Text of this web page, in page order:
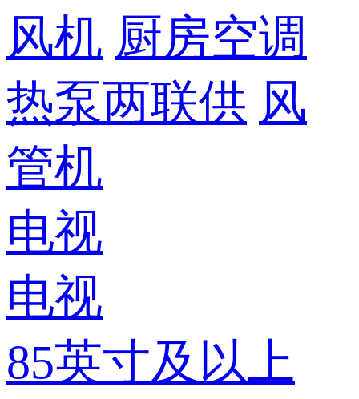
风机 厨房空调
热泵两联供 风
管机
电视
电视
85英寸及以上